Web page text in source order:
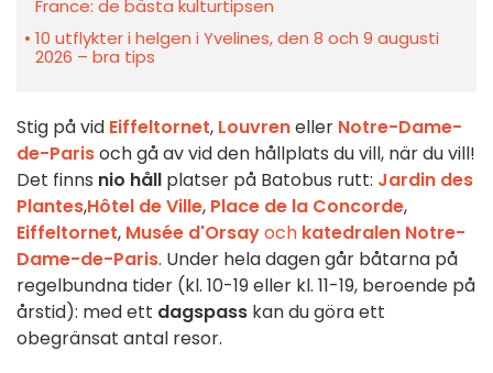
France: de bästa kulturtipsen
10 utflykter i helgen i Yvelines, den 8 och 9 augusti
2026 – bra tips
Stig på vid Eiffeltornet, Louvreneller Notre-Dame-
de-Parisoch gå av vid den hållplats du vill, när du vill!
Det finns nio håll platser på Batobus rutt: Jardin des
Plantes,Hôtel de Ville, Place de la Concorde,
Eiffeltornet, Musée d'Orsayoch katedralen Notre-
Dame-de-Paris. Under hela dagen går båtarna på
regelbundna tider (kl. 10-19 eller kl. 11-19, beroende på
årstid): med ett dagspass kan du göra ett
obegränsat antal resor.